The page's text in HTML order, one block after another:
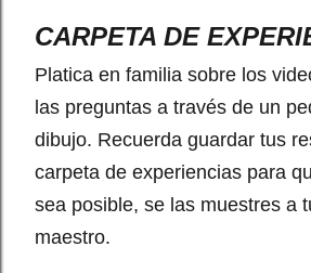
CARPETA DE
Platica en familia sobre los
las preguntas a través de un
dibujo. Recuerda guardar tus
carpeta de experiencias para
sea posible, se las muestres a
maestro.